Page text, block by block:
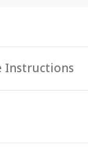
Instructions